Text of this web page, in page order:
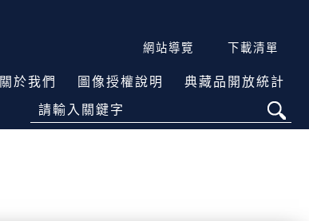
網站導覽 下載清單
關於我們 圖像授權說明 典藏品開放統計
請輸入關鍵字